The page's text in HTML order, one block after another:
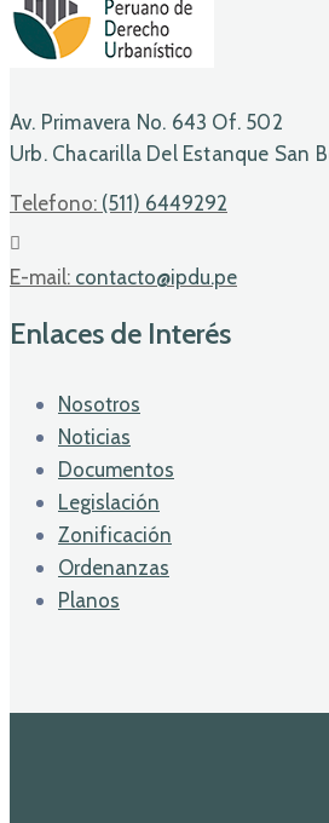
Av. Primavera No. 643 Of. 502
Urb. Chacarilla Del Estanque San
Telefono: (511) 6449292
E-mail: contacto@ipdu.pe
Enlaces de Interés
Nosotros
Noticias
Documentos
Legislación
Zonificación
Ordenanzas
Planos